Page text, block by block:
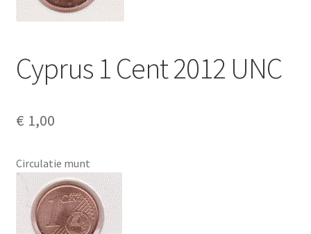
Afrekenen
Alg. voorw.
Privacybeleid PMH Enibas
Cyprus 1 Cent 2012 UNC
€ 1,00
Circulatie munt